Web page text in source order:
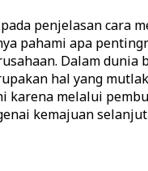
penjelasan cara
pahami apa
Dalam dunia
hal yang
karena melalui
kemajuan